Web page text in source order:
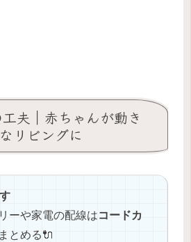
夫｜赤ちゃんが動き
リビングに
ーや家電の配線はコードカ
とめる🔌